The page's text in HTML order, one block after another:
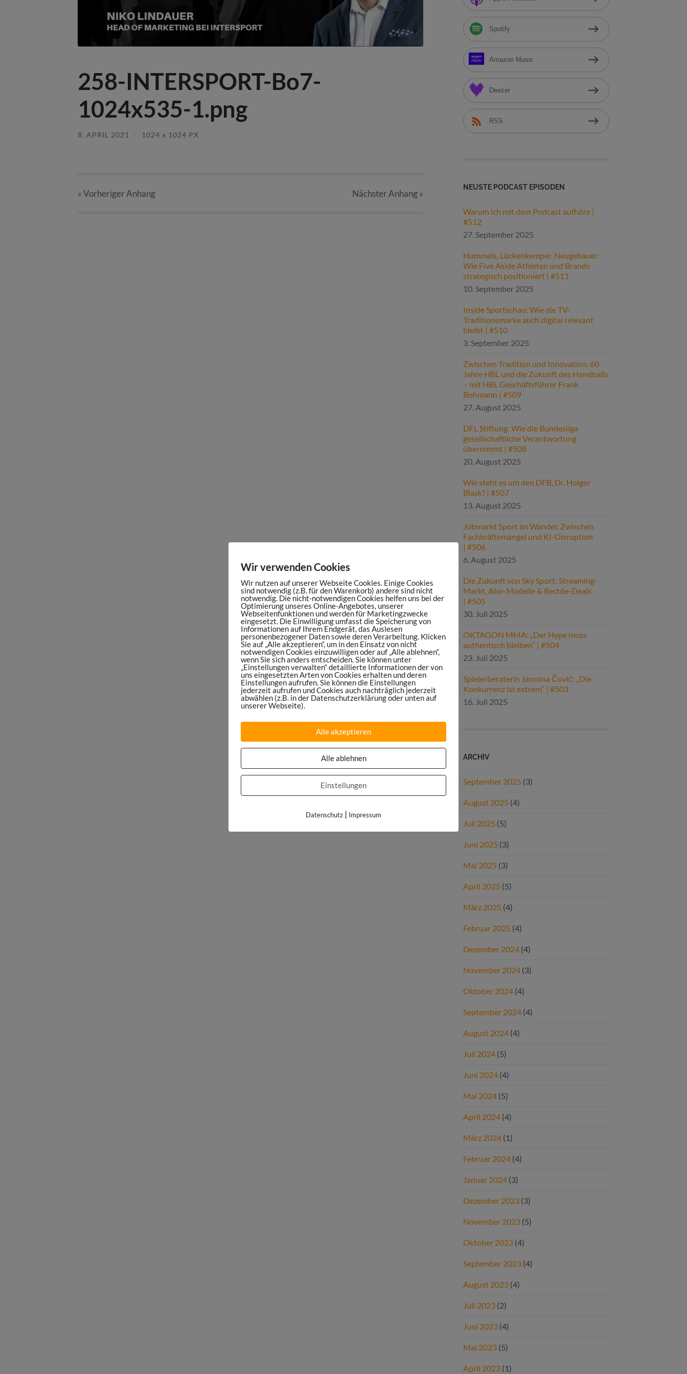
258-INTERSPORT-Bo7-
1024x535-1.png
8. APRIL 2021 1024 x 1024 PX
« VorherigerAnhang NächsterAnhang»
h
Spotify
Amazon Music
Deezer
RSS
NEUSTE PODCAST EPISODEN
Warum ich mit dem Podcast aufhöre |
#512
27. September 2025
Hummels, Lückenkemper, Neugebauer:
Wie Five Aside Athleten und Brands
strategisch positioniert | #511
10. September 2025
Inside Sportschau: Wie die TV-
Traditionsmarke auch digital relevant
bleibt | #510
3. September 2025
Zwischen Tradition und Innovation: 60
Jahre HBL und die Zukunft des Handballs
– mit HBL Geschäftsführer Frank
Bohmann | #509
27. August 2025
DFL Stiftung: Wie die Bundesliga
gesellschaftliche Verantwortung
übernimmt | #508
20. August 2025
Wie steht es um den DFB, Dr. Holger
Blask? | #507
13. August 2025
Jobmarkt Sport im Wandel: Zwischen
Fachkräftemangel und KI-Disruption
| #506
6. August 2025
Die Zukunft von Sky Sport: Streaming-
Markt, Abo-Modelle & Rechte-Deals
| #505
30. Juli 2025
OKTAGON MMA: „Der Hype muss
authentisch bleiben“ | #504
23. Juli 2025
Spielerberaterin Jasmina Čović: „Die
Konkurrenz ist extrem“ | #503
16. Juli 2025
ARCHIV
September 2025 (3)
August 2025 (4)
Juli 2025 (5)
Juni 2025 (3)
Mai 2025 (3)
April 2025 (5)
März 2025 (4)
Februar 2025 (4)
Dezember 2024 (4)
November 2024 (3)
Oktober 2024 (4)
September 2024 (4)
August 2024 (4)
Juli 2024 (5)
Juni 2024 (4)
Mai 2024 (5)
April 2024 (4)
März 2024 (1)
Februar 2024 (4)
Januar 2024 (3)
Dezember 2023 (3)
November 2023 (5)
Oktober 2023 (4)
September 2023 (4)
August 2023 (4)
Juli 2023 (2)
Juni 2023 (4)
Mai 2023 (5)
April 2023 (1)
Wir verwenden Cookies
Wir nutzen auf unserer Webseite Cookies. Einige Cookies
sind notwendig (z.B. für den Warenkorb) andere sind nicht
notwendig. Die nicht-notwendigen Cookies helfen uns bei der
Optimierung unseres Online-Angebotes, unserer
Webseitenfunktionen und werden für Marketingzwecke
eingesetzt. Die Einwilligung umfasst die Speicherung von
Informationen auf Ihrem Endgerät, das Auslesen
personenbezogener Daten sowie deren Verarbeitung. Klicken
Sie auf „Alle akzeptieren“, um in den Einsatz von nicht
notwendigen Cookies einzuwilligen oder auf „Alle ablehnen“,
wenn Sie sich anders entscheiden. Sie können unter
„Einstellungen verwalten“ detaillierte Informationen der von
uns eingesetzten Arten von Cookies erhalten und deren
Einstellungen aufrufen. Sie können die Einstellungen
jederzeit aufrufen und Cookies auch nachträglich jederzeit
abwählen (z.B. in der Datenschutzerklärung oder unten auf
unserer Webseite).
Alle akzeptieren
Alle ablehnen
Einstellungen
Datenschutz | Impressum